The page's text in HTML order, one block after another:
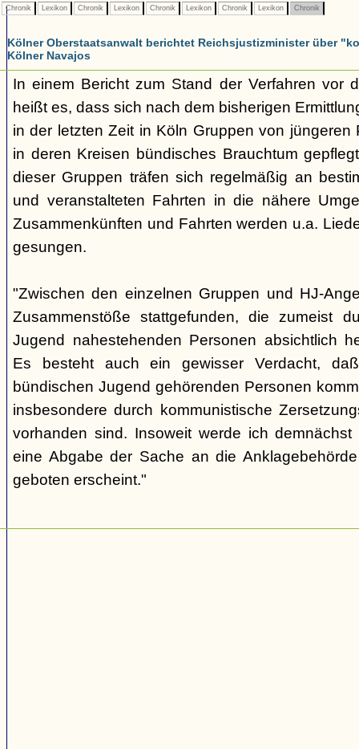
Chronik Lexikon Chronik Lexikon Chronik Lexikon Chronik Lexikon Chronik
Kölner Oberstaatsanwalt berichtet Reichsjustizminister über
Kölner Navajos
In einem Bericht zum Stand der Verfahren vor
heißt es, dass sich nach dem bisherigen
in der letzten Zeit in Köln Gruppen von jüngeren
in deren Kreisen bündisches Brauchtum
dieser Gruppen träfen sich regelmäßig an
und veranstalteten Fahrten in die nähere
Zusammenkünften und Fahrten werden u.a.
gesungen.
"Zwischen den einzelnen Gruppen und HJ-
Zusammenstöße stattgefunden, die zumeist
Jugend nahestehenden Personen absichtlich
Es besteht auch ein gewisser Verdacht,
bündischen Jugend gehörenden Personen
insbesondere durch kommunistische
vorhanden sind. Insoweit werde ich
eine Abgabe der Sache an die
geboten erscheint."